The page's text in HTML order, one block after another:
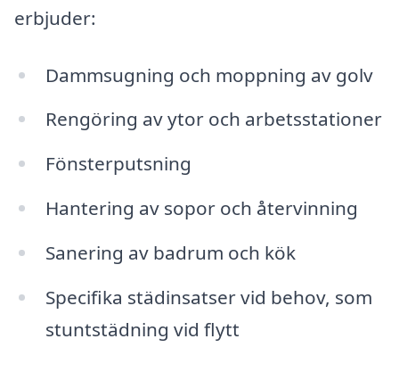
erbjuder:
Dammsugning och moppning av golv
Rengöring av ytor och arbetsstationer
Fönsterputsning
Hantering av sopor och återvinning
Sanering av badrum och kök
Specifika städinsatser vid behov, som
stuntstädning vid flytt